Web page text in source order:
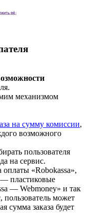
механизмом
на сумму комиссии,
возможного
пользователя
на сервис.
оплаты «Robokassa»,
— пластиковые
— Webmoney» и так
пользователь может
сумма заказа будет